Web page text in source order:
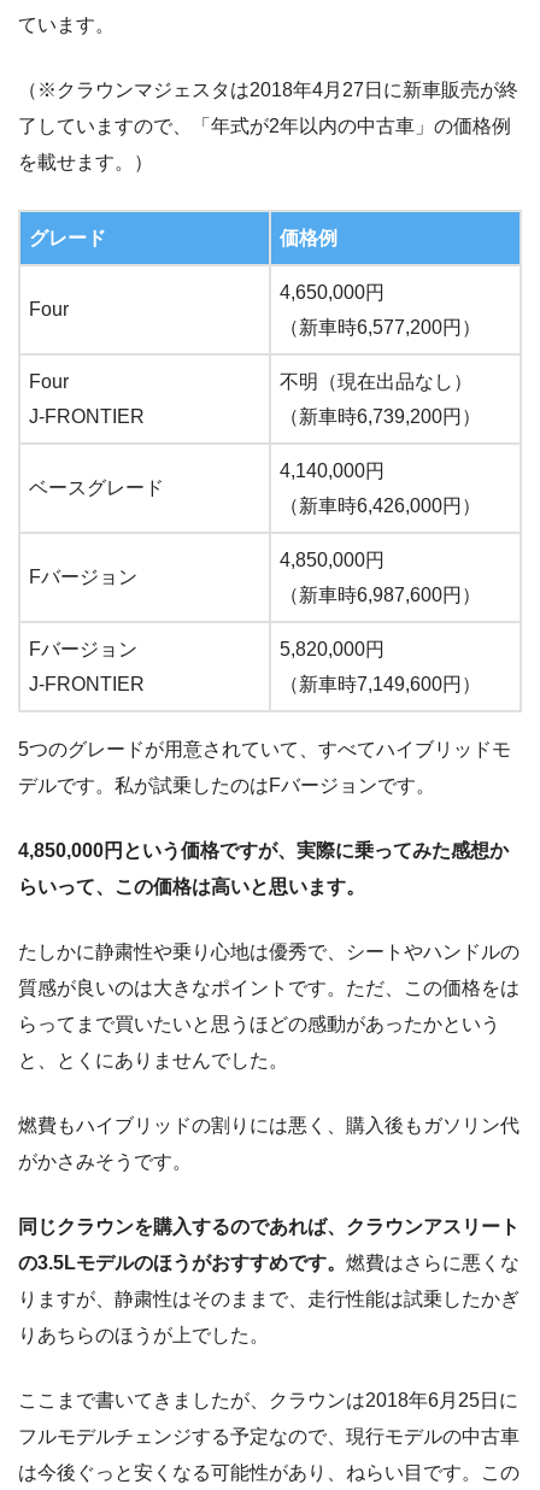
ています。
（※クラウンマジェスタは2018年4月27日に新車販売が終
了していますので、「年式が2年以内の中古車」の価格例
を載せます。）
グレード 価格例
Four
4,650,000円
（新車時6,577,200円）
Four
J-FRONTIER
不明（現在出品なし）
（新車時6,739,200円）
ベースグレード
4,140,000円
（新車時6,426,000円）
Fバージョン
4,850,000円
（新車時6,987,600円）
Fバージョン
J-FRONTIER
5,820,000円
（新車時7,149,600円）
5つのグレードが用意されていて、すべてハイブリッドモ
デルです。私が試乗したのはFバージョンです。
4,850,000円という価格ですが、実際に乗ってみた感想か
らいって、この価格は高いと思います。
たしかに静粛性や乗り心地は優秀で、シートやハンドルの
質感が良いのは大きなポイントです。ただ、この価格をは
らってまで買いたいと思うほどの感動があったかという
と、とくにありませんでした。
燃費もハイブリッドの割りには悪く、購入後もガソリン代
がかさみそうです。
同じクラウンを購入するのであれば、クラウンアスリート
の3.5Lモデルのほうがおすすめです。 燃費はさらに悪くな
りますが、静粛性はそのままで、走行性能は試乗したかぎ
りあちらのほうが上でした。
ここまで書いてきましたが、クラウンは2018年6月25日に
フルモデルチェンジする予定なので、現行モデルの中古車
は今後ぐっと安くなる可能性があり、ねらい目です。この